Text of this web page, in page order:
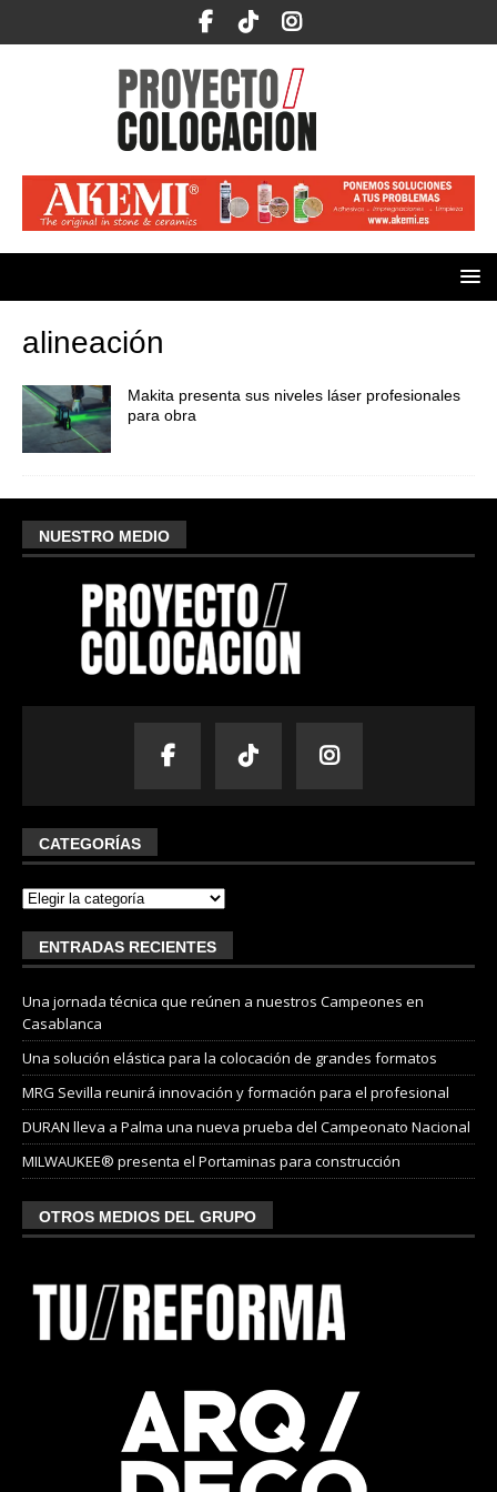
alineación
Makita presenta sus niveles láser profesionales
para obra
NUESTRO MEDIO
CATEGORÍAS
ENTRADAS RECIENTES
Una jornada técnica que reúnen a nuestros Campeones en
Casablanca
Una solución elástica para la colocación de grandes formatos
MRG Sevilla reunirá innovación y formación para el profesional
DURAN lleva a Palma una nueva prueba del Campeonato Nacional
MILWAUKEE® presenta el Portaminas para construcción
OTROS MEDIOS DEL GRUPO